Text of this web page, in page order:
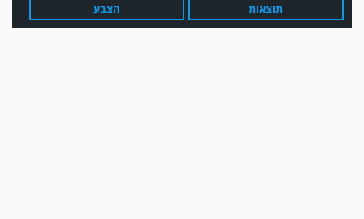
תוצאות הצבע